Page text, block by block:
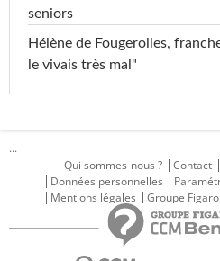
seniors
Hélène de Fougerolles,
le vivais très mal"
...
Qui sommes-nous ?
Contact
Données personnelles
Mentions légales
Groupe Figaro